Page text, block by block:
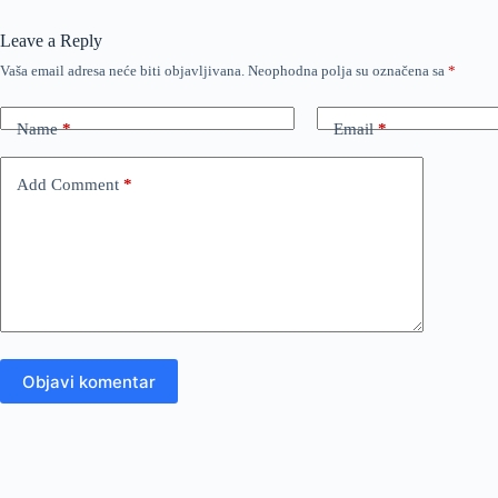
Leave a Reply
Vaša email adresa neće biti objavljivana. Neophodna polja su označena sa *
Name* Email*
Add Comment *
Objavi komentar